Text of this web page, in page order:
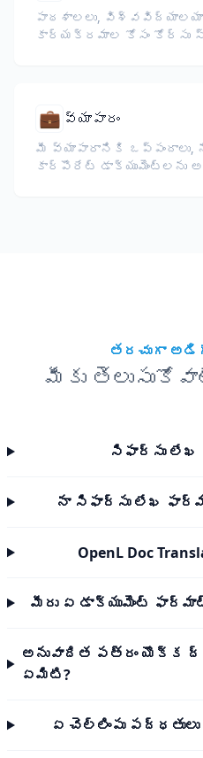
పాఠశాలలు,
కార్యక్రమాల కోసం కోర్సు
💼 వ్యాపారం
మీ వ్యాపారానికి ఒప్పందాలు,
కార్పొరేట్ డాక్యుమెంట్లను
తరచుగా
మీకు
సిఫార్సు లేఖ
నా సిఫార్సు లేఖ
OpenL Doc
మీరు ఏ డాక్యుమెంట్
అనువాదిత పత్రం యొక్క
ఏమిటి?
ఏ చెల్లింపు